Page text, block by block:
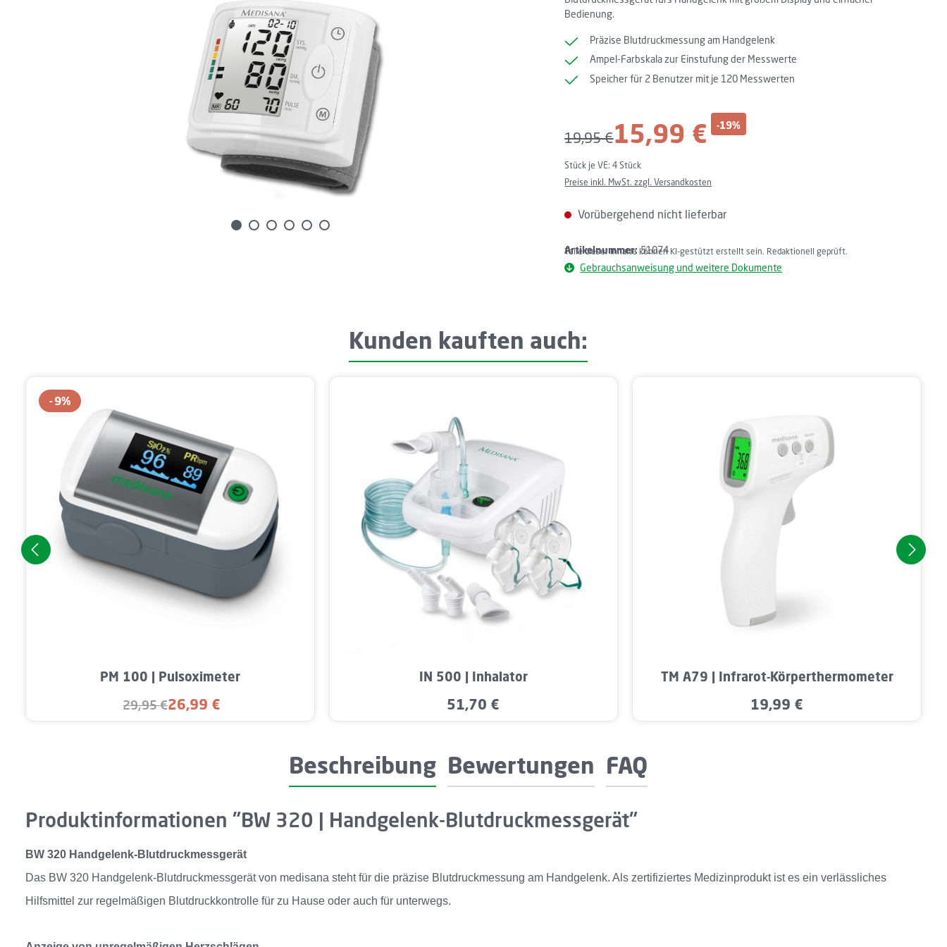
Bedienung.
Präzise Blutdruckmessung am Handgelenk
Ampel-Farbskala zur Einstufung der Messwerte
Speicher für 2 Benutzer mit je 120 Messwerten
15,99 € -19%
Regulärer Preis:
19,95 €
Stück je VE:4 Stück
Preise inkl. MwSt. zzgl. Versandkosten
Vorübergehend nicht lieferbar
Artikelnummer:51074
Teile dieser Inhalte können KI-gestützt erstellt sein. Redaktionell geprüft.
Gebrauchsanweisung und weitere Dokumente
Kunden kauften auch:
9%
Produkt Anzahl: Gib den gewünschten Wert ein oder benutze die Schaltflächen um die Anzahl zu erhöhen oder zu
PM 100 | Pulsoximeter
Verkaufspreis:
26,99 €
Regulärer Preis:
29,95 €
Produkt Anzahl: Gib den gewünschten Wert ein oder benutze die Schaltflächen
IN 500 | Inhalator
Regulärer Preis:
51,70 €
Produkt Anzahl: Gib den gewünschten
TM A79 | Infrarot-Körperthermometer
Regulärer Preis:
19,99 €
Beschreibung Bewertungen FAQ
Produktinformationen "BW 320 | Handgelenk-Blutdruckmessgerät"
BW 320 Handgelenk-Blutdruckmessgerät
Das BW 320 Handgelenk-Blutdruckmessgerät von medisana steht für die präzise Blutdruckmessung am Handgelenk. Als zertifiziertes Medizinprodukt ist es ein verlässliches
Hilfsmittel zur regelmäßigen Blutdruckkontrolle für zu Hause oder auch für unterwegs.